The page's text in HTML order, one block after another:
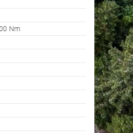
Nm